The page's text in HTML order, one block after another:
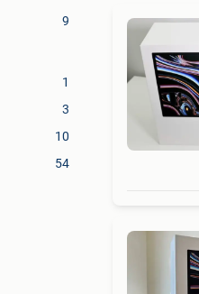
9
1
3
10
54